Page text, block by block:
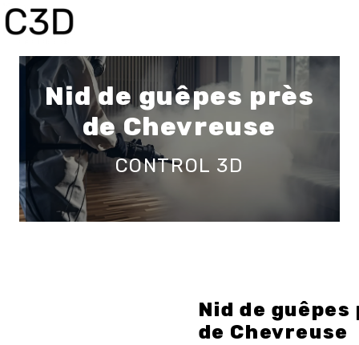
Nid de guêpes près
de Chevreuse
CONTROL 3D
Nid de guêpes
de Chevreuse
Panneau de gestion des cookies